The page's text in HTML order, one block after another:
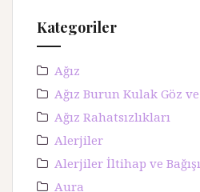
Kategoriler
Ağız
Ağız Burun Kulak Göz
Ağız Rahatsızlıkları
Alerjiler
Alerjiler İltihap ve
Aura